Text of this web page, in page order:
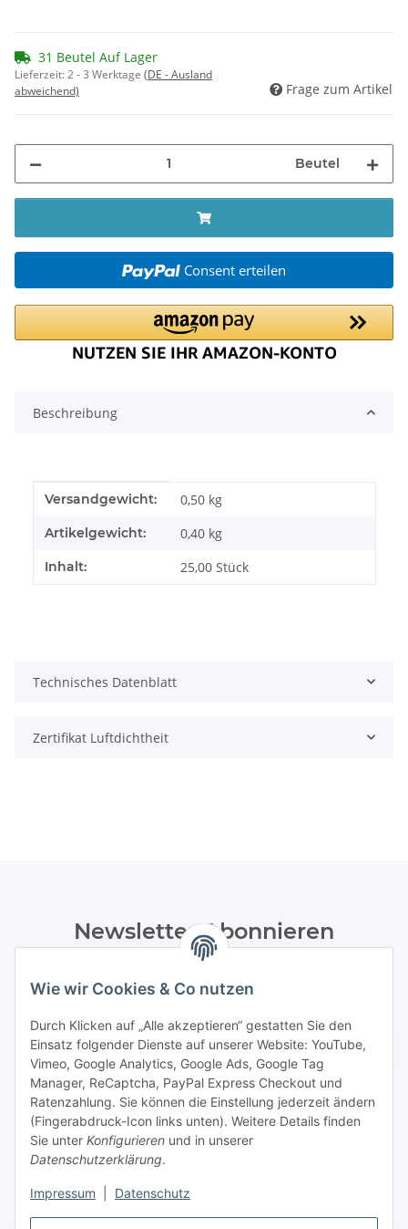
Wie wir Cookies & Co nutzen
Durch Klicken auf „Alle akzeptieren“ gestatten Sie den
Einsatz folgender Dienste auf unserer Website: YouTube,
Vimeo, Google Analytics, Google Ads, Google Tag
Manager, ReCaptcha, PayPal Express Checkout und
Ratenzahlung. Sie können die Einstellung jederzeit ändern
(Fingerabdruck-Icon links unten). Weitere Details finden
Sie unter Konfigurieren und in unserer
Datenschutzerklärung.
Impressum Datenschutz
31 Beutel Auf Lager
Lieferzeit:2 - 3 Werktage (DE - Ausland
abweichend)
Frage zum Artikel
Beutel
Consent erteilen
Beschreibung
Produkteigenschaft
Wert
Versandgewicht: 0,50 kg
Artikelgewicht: 0,40 kg
Inhalt: 25,00 Stück
Technisches Datenblatt
Zertifikat Luftdichtheit
Newsletter Abonnieren
Datenschutzerklärungregelmäßig und jederzeit widerruflich
Abonnieren
Informationen
Gesetzliche Informationen